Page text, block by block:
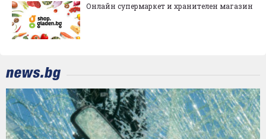
Онлайн супермаркет и хранителен магазин